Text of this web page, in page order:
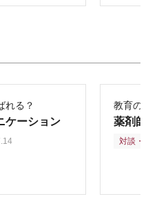
れる？
ーション
教育の再
薬剤師
対談・座